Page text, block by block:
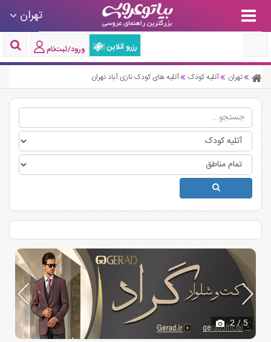
تهران
رزرو آنلاین ورود/ثبت‌نام
تهران آتلیه کودک آتلیه های کودک نازی آباد تهران
2/ 5